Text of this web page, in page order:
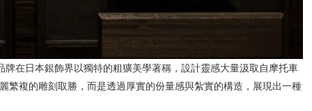
在日本銀飾界以獨特的粗獷美學著稱，設計靈感大量汲取自摩托車
繁複的雕刻取勝，而是透過厚實的份量感與紮實的構造，展現出一種